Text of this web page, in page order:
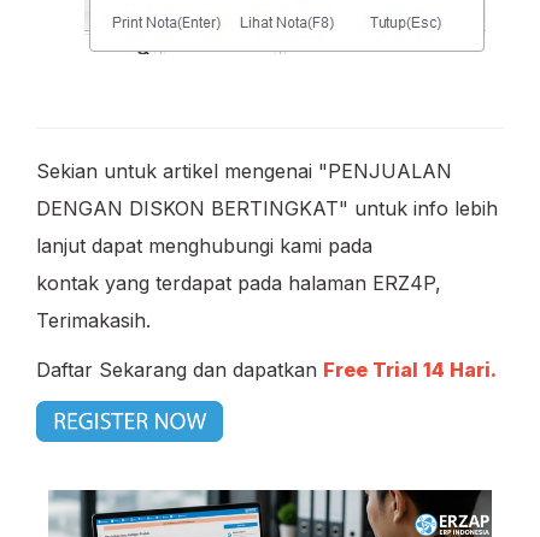
Sekian untuk artikel mengenai "PENJUALAN
DENGAN DISKON BERTINGKAT" untuk info lebih
lanjut dapat menghubungi kami pada
kontak yang terdapat pada halaman ERZ4P,
Terimakasih.
Daftar Sekarang dan dapatkan Free Trial 14 Hari.